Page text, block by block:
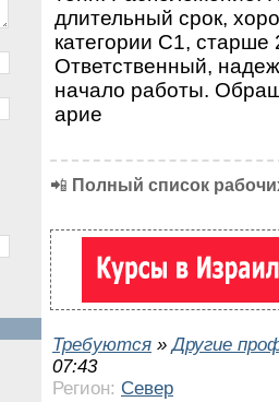
длительный срок,
категории С1,
Ответственный,
начало работы.
арие
📲 Полный список
Требуются »Другие
07:43
Регион: Север